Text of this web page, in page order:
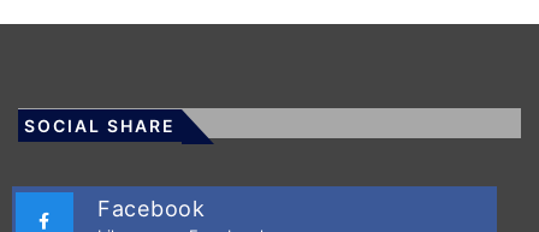
SOCIAL SHARE
Facebook